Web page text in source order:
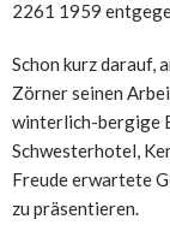
2261 1959
Schon kurz darauf,
Zörner seinen
winterlich-bergige
Schwesterhotel,
Freude erwartete
zu präsentieren.